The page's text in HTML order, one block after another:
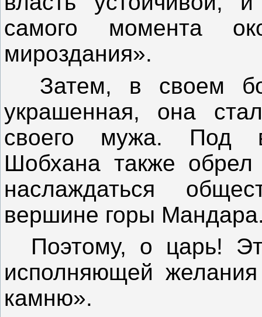
самого момента
мироздания».
Затем, в своем
украшенная, она
своего мужа. Под
Шобхана также
наслаждаться
вершине горы
Поэтому, о царь!
исполняющей
камню».